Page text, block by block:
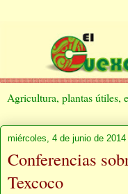
Agricultura, plantas útiles,
miércoles, 4 de junio de 2014
Conferencias
Texcoco